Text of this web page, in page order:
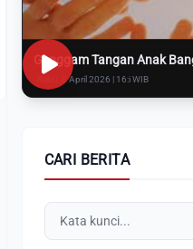
Genggam Tangan Anak
Rabu, 8 April 2026 | 16:i WIB
CARI BERITA